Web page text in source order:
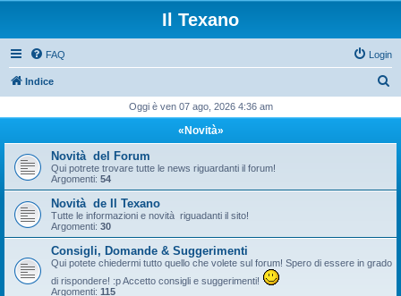
Il Texano
FAQ Login
Indice
c
Oggi è ven 07 ago, 2026 4:36 am
«Novità»
Novità del Forum
Qui potrete trovare tutte le news riguardanti il forum!
Argomenti: 54
Novità de Il Texano
Tutte le informazioni e novità riguadanti il sito!
Argomenti: 30
Consigli, Domande & Suggerimenti
Qui potete chiedermi tutto quello che volete sul forum! Spero di essere in grado
di rispondere! :p Accetto consigli e suggerimenti!
Argomenti: 115